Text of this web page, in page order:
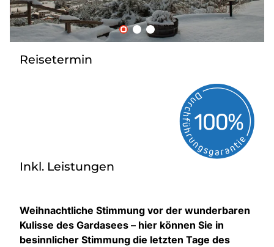
Reisetermin
Inkl. Leistungen
Weihnachtliche Stimmung vor der wunderbaren
Kulisse des Gardasees – hier können Sie in
besinnlicher Stimmung die letzten Tage des